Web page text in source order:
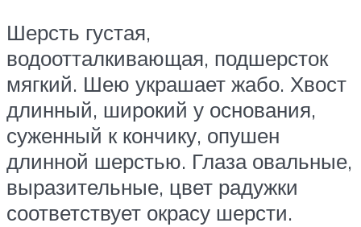
Шерсть густая,
водоотталкивающая, подшерсток
мягкий. Шею украшает жабо. Хвост
длинный, широкий у основания,
суженный к кончику, опушен
длинной шерстью. Глаза овальные,
выразительные, цвет радужки
соответствует окрасу шерсти.